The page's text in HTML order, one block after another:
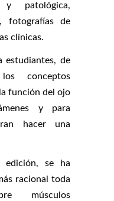
patológica,
fotografías de
clínicas.
estudiantes, de
conceptos
función del ojo
y para
hacer una
edición, se ha
racional toda
músculos